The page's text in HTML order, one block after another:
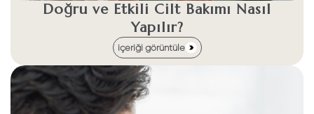
Doğru ve Etkili Cilt Bakımı Nasıl
Yapılır?
içeriği görüntüle